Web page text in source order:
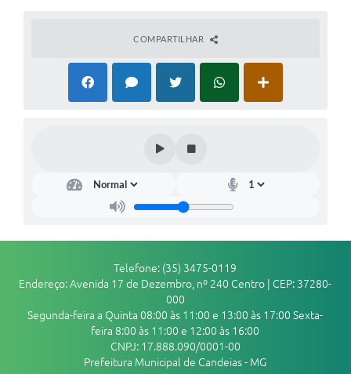
COMPARTILHAR
Telefone: (35) 3475-0119
Endereço: Avenida 17 de Dezembro, nº 240 Centro | CEP: 37280-
000
Segunda-feira a Quinta 08:00 às 11:00 e 13:00 às 17:00 Sexta-
feira 8:00 às 11:00 e 12:00 às 16:00
CNPJ: 17.888.090/0001-00
Prefeitura Municipal de Candeias - MG